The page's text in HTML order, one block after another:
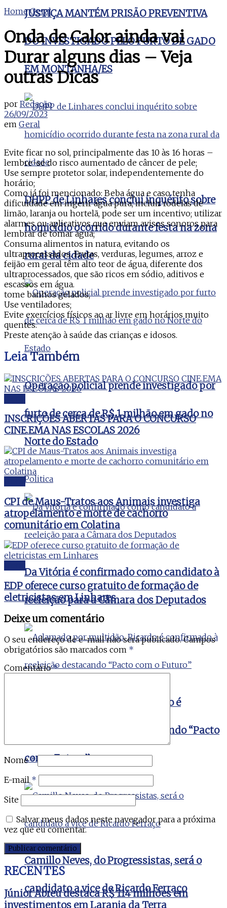
JUSTIÇA MANTÉM PRISÃO PREVENTIVA
DO INVESTIGADO PELO FURTO DE GADO
EM MONTANHA/ES
DHPP de Linhares conclui inquérito sobre
homicídio ocorrido durante festa na zona
rural da cidade
Operação policial prende investigado por
furto de cerca de R$ 1 milhão em gado no
Norte do Estado
Politica
Da Vitória é confirmado como candidato à
reeleição para a Câmara dos Deputados
Aclamado por multidão, Ricardo é
confirmado à reeleição destacando “Pacto
com o Futuro”
Camillo Neves, do Progressistas, será o
candidato a vice de Ricardo Ferraço
Home Geral
Onda de Calor ainda vai
Durar alguns dias – Veja
outras Dicas
por Redação
26/09/2023
em Geral
Evite ficar no sol, principalmente das 10 às 16 horas –
lembre-se do risco aumentado de câncer de pele;
Use sempre protetor solar, independentemente do
horário;
Como já foi mencionado: Beba água e caso tenha
dificuldade em ingerir água pura, incluir rodelas de
limão, laranja ou hortelã, pode ser um incentivo; utilizar
alarmes ou aplicativos que enviam avisos sonoros para
lembrar de tomar água;
Consuma alimentos in natura, evitando os
ultraprocessados. Frutas, verduras, legumes, arroz e
feijão em geral têm alto teor de água, diferente dos
ultraprocessados, que são ricos em sódio, aditivos e
escassos em água.
tome banhos gelados;
Use ventiladores;
Evite exercícios físicos ao ar livre em horários muito
quentes.
Preste atenção à saúde das crianças e idosos.
LeiaTambém
INSCRIÇÕES ABERTAS PARA O CONCURSO
CINE.EMA NAS ESCOLAS 2026
CPI de Maus-Tratos aos Animais investiga
atropelamento e morte de cachorro
comunitário em Colatina
EDP oferece curso gratuito de formação de
eletricistas em Linhares
Deixe um comentário
O seu endereço de e-mail não será publicado. Campos
obrigatórios são marcados com *
Comentário*
Nome*
E-mail*
Site
Salvar meus dados neste navegador para a próxima
vez que eu comentar.
RECENTES
Júnior Abreu destaca R$ 114 milhões em
investimentos em Laranja da Terra